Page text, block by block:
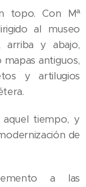
topo. Con Mª
al museo
arriba y abajo,
mapas antiguos,
y artilugios
tiempo, y
de
a las